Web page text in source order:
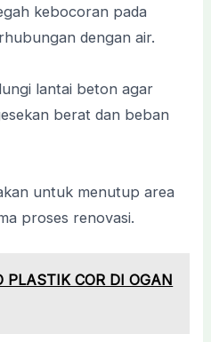
kebocoran pada
dengan air.
lantai beton agar
berat dan beban
untuk menutup area
proses renovasi.
PLASTIK COR DI OGAN